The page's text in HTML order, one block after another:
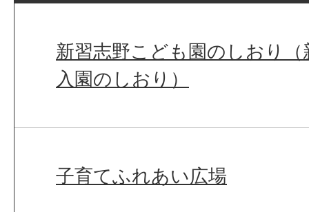
新習志野こども園のしおり
入園のしおり）
子育てふれあい広場